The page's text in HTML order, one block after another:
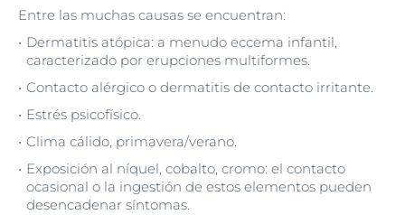
Entre las muchas causas se encuentran:
Dermatitis atópica: a menudo eccema infantil,
caracterizado por erupciones multiformes.
Contacto alérgico o dermatitis de contacto irritante.
Estrés psicofísico.
Clima cálido, primavera/verano.
Exposición al níquel, cobalto, cromo: el contacto
ocasional o la ingestión de estos elementos pueden
desencadenar síntomas.